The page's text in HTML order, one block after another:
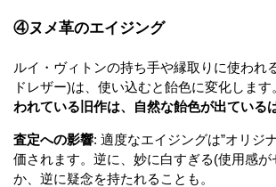
④ヌメ革のエイジング
ルイ・ヴィトンの持ち手や縁取りに使われ
ドレザー)は、使い込むと飴色に変化します
われている旧作は、自然な飴色が出ている
査定への影響: 適度なエイジングは”オリジ
価されます。逆に、妙に白すぎる(使用感が
か、逆に疑念を持たれることも。